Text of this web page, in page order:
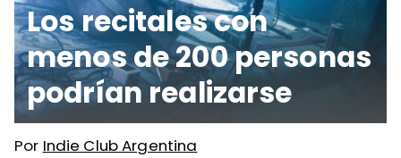
Los recitales con
menos de 200 personas
podrían realizarse
Por Indie Club Argentina